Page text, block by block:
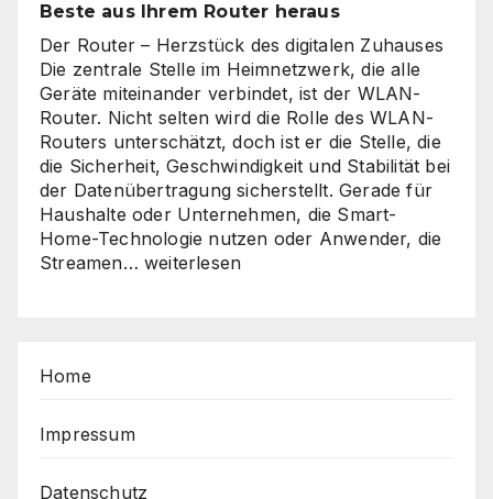
Beste aus Ihrem Router heraus
Der Router – Herzstück des digitalen Zuhauses
Die zentrale Stelle im Heimnetzwerk, die alle
Geräte miteinander verbindet, ist der WLAN-
Router. Nicht selten wird die Rolle des WLAN-
Routers unterschätzt, doch ist er die Stelle, die
die Sicherheit, Geschwindigkeit und Stabilität bei
der Datenübertragung sicherstellt. Gerade für
Haushalte oder Unternehmen, die Smart-
Home-Technologie nutzen oder Anwender, die
Streamen… Sicher,
weiterlesen
Home
Impressum
Datenschutz